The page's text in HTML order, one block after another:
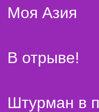
Моя Азия
В отрыве!
Штурман в